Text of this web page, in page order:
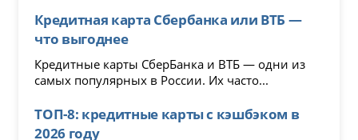
Кредитная карта Сбербанка или ВТБ —
что выгоднее
Кредитные карты СберБанка и ВТБ — одни из
самых популярных в России. Их часто...
ТОП-8: кредитные карты с кэшбэком в
2026 году